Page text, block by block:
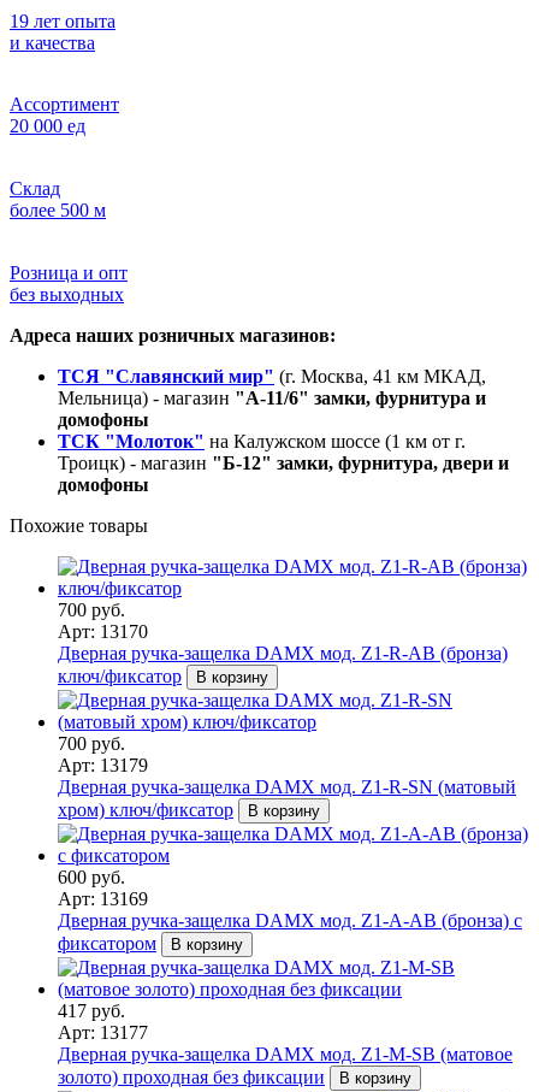
19 лет опыта
и качества
Ассортимент
20 000 ед
Склад
более 500 м
Розница и опт
без выходных
Адреса наших розничных магазинов:
ТСЯ "Славянский мир" (г. Москва, 41 км МКАД,
Мельница) - магазин "А-11/6" замки, фурнитура и
домофоны
ТСК "Молоток" на Калужском шоссе (1 км от г.
Троицк) - магазин "Б-12" замки, фурнитура, двери и
домофоны
Похожие товары
700 руб.
Арт: 13170
Дверная ручка-защелка DAMX мод. Z1-R-AB (бронза)
ключ/фиксатор
В корзину
700 руб.
Арт: 13179
Дверная ручка-защелка DAMX мод. Z1-R-SN (матовый
хром) ключ/фиксатор
В корзину
600 руб.
Арт: 13169
Дверная ручка-защелка DAMX мод. Z1-A-AB (бронза) с
фиксатором
В корзину
417 руб.
Арт: 13177
Дверная ручка-защелка DAMX мод. Z1-M-SB (матовое
золото) проходная без фиксации
В корзину